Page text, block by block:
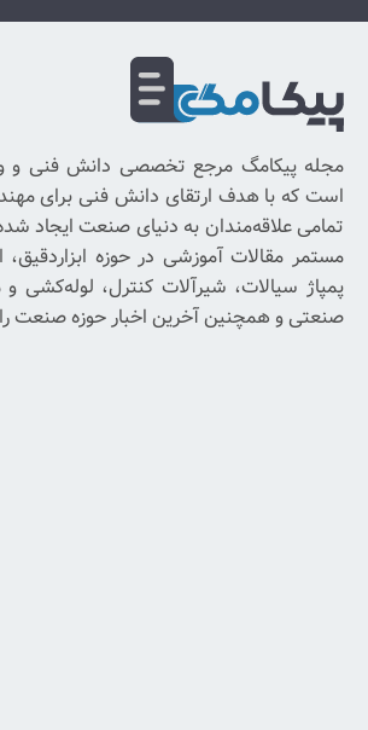
تخصصی دانش فنی و وبلاگ جامع صنعتی
دانش فنی برای مهندسان، دانشجویان و
به دنیای صنعت ایجاد شده است. ما به صورت
در حوزه ابزاردقیق، اتوماسیون صنعتی،
کنترل، لوله‌کشی و متریال‌ها، تجهیزات
اخبار حوزه صنعت را منتشر می کنیم.